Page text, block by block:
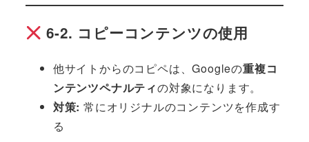
6-2. コピーコンテンツの使用
他サイトからのコピペは、Googleの重複コ
ンテンツペナルティの対象になります。
対策: 常にオリジナルのコンテンツを作成す
る